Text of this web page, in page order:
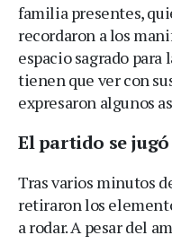
familia presentes,
recordaron a los
espacio sagrado para
tienen que ver con
expresaron algunos
El partido se
Tras varios minutos
retiraron los
a rodar. A pesar del